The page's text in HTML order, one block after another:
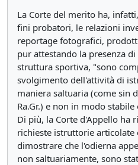
La Corte del merito ha,
fini probatori, le relazioni
reportage fotografici,
pur attestando la presenza di
struttura sportiva, "sono
svolgimento dell'attività di
maniera saltuaria (come sin
Ra.Gr.) e non in modo
Di più, la Corte d'Appello ha
richieste istruttorie articolate
dimostrare che l'odierna
non saltuariamente, sono